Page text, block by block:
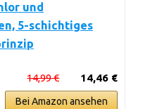
und
5-schichtiges
14,46 €
14,99 €
Bei Amazon ansehen